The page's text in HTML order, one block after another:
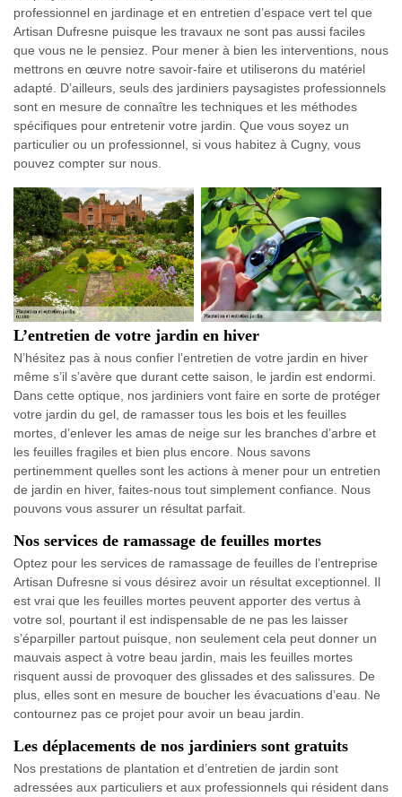
professionnel en jardinage et en entretien d’espace vert tel que
Artisan Dufresne puisque les travaux ne sont pas aussi faciles
que vous ne le pensiez. Pour mener à bien les interventions, nous
mettrons en œuvre notre savoir-faire et utiliserons du matériel
adapté. D’ailleurs, seuls des jardiniers paysagistes professionnels
sont en mesure de connaître les techniques et les méthodes
spécifiques pour entretenir votre jardin. Que vous soyez un
particulier ou un professionnel, si vous habitez à Cugny, vous
pouvez compter sur nous.
L’entretien de votre jardin en hiver
N’hésitez pas à nous confier l’entretien de votre jardin en hiver
même s’il s’avère que durant cette saison, le jardin est endormi.
Dans cette optique, nos jardiniers vont faire en sorte de protéger
votre jardin du gel, de ramasser tous les bois et les feuilles
mortes, d’enlever les amas de neige sur les branches d’arbre et
les feuilles fragiles et bien plus encore. Nous savons
pertinemment quelles sont les actions à mener pour un entretien
de jardin en hiver, faites-nous tout simplement confiance. Nous
pouvons vous assurer un résultat parfait.
Nos services de ramassage de feuilles mortes
Optez pour les services de ramassage de feuilles de l’entreprise
Artisan Dufresne si vous désirez avoir un résultat exceptionnel. Il
est vrai que les feuilles mortes peuvent apporter des vertus à
votre sol, pourtant il est indispensable de ne pas les laisser
s’éparpiller partout puisque, non seulement cela peut donner un
mauvais aspect à votre beau jardin, mais les feuilles mortes
risquent aussi de provoquer des glissades et des salissures. De
plus, elles sont en mesure de boucher les évacuations d’eau. Ne
contournez pas ce projet pour avoir un beau jardin.
Les déplacements de nos jardiniers sont gratuits
Nos prestations de plantation et d’entretien de jardin sont
adressées aux particuliers et aux professionnels qui résident dans